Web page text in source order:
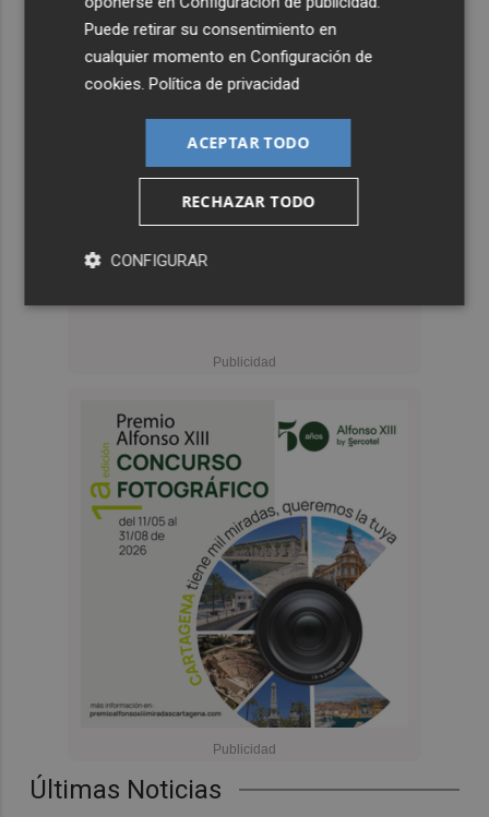
Últimas Noticias
Puede retirar su consentimiento en
cualquier momento enConfiguración de
cookies .Política de privacidad
ACEPTAR TODO
RECHAZAR TODO
CONFIGURAR